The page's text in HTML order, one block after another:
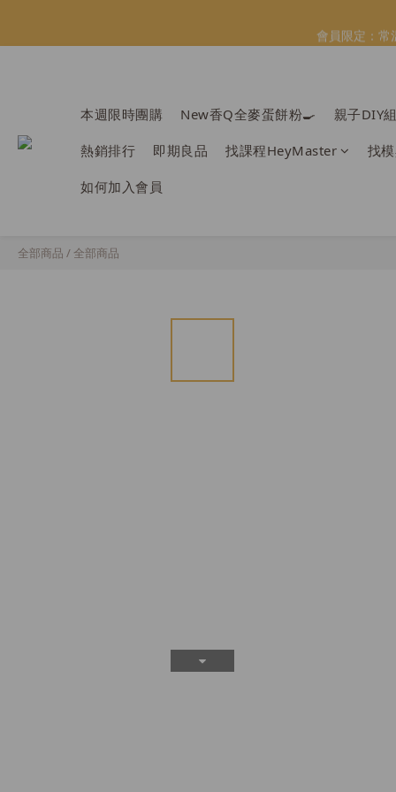
＼
會員限定：常
本週限時團購 New香Q全麥蛋餅粉🍳 親子DIY
熱銷排行 即期良品 找課程HeyMaster 找
如何加入會員
全部商品 / 全部商品